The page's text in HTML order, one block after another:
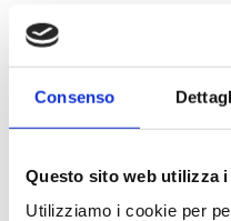
Consenso
Questo sito web utilizza
Utilizziamo i cookie per
commerciali e/o
servizi offerti dal
le finalità di marketing
caso verrà richiesto un
Dati di navigazione